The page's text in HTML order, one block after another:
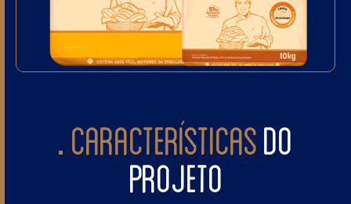
CARACTERÍSTICASDO
PROJETO